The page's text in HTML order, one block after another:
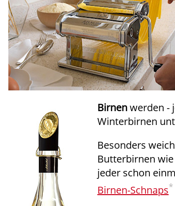
Birnenwerden -
Winterbirnen
Besonders
Butterbirnen wie
jeder schon
Birnen-Schnaps*